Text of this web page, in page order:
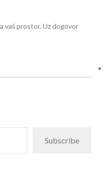
vaš prostor. Uz dogovor
Subscribe